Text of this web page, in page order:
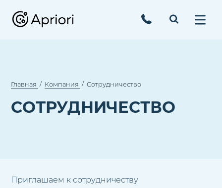
Главная Компания Сотрудничество
СОТРУДНИЧЕСТВО
Приглашаем к сотрудничеству